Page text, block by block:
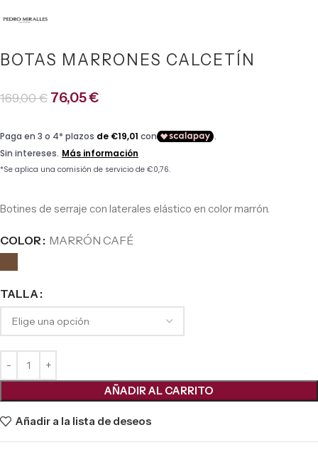
BOTAS MARRONES CALCETÍN
169,00€ 76,05€
Botines de serraje con laterales elástico en color marrón.
COLOR MARRÓN CAFÉ
TALLA
AÑADIR AL CARRITO
Añadir a la lista de deseos